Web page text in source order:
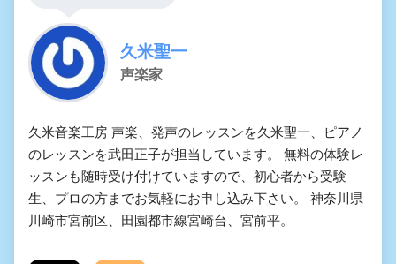
久米聖一
声楽家
久米音楽工房 声楽、発声のレッスンを久米聖一、ピアノ
のレッスンを武田正子が担当しています。 無料の体験レ
ッスンも随時受け付けていますので、初心者から受験
生、プロの方までお気軽にお申し込み下さい。 神奈川県
川崎市宮前区、田園都市線宮崎台、宮前平。